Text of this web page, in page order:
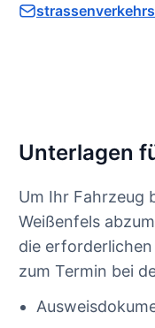
Unterlagen
Um Ihr Fahrzeug
Weißenfels
die
zum Termin bei